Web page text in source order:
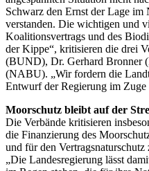
Schwarz den Ernst der Lage
verstanden. Die wichtigen und
Koalitionsvertrags und des
der Kippe“, kritisieren die drei
(BUND), Dr. Gerhard Bronner
(NABU). „Wir fordern die
Entwurf der Regierung im Zuge
Moorschutz bleibt auf der
Die Verbände kritisieren
die Finanzierung des
und für den
„Die Landesregierung lässt